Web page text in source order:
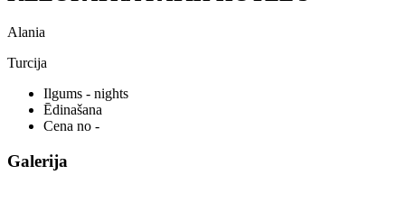
Alania
Turcija
Ilgums - nights
Ēdinašana
Cena no -
Galerija